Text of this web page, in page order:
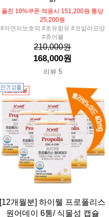
플친 10%쿠폰 적용시 151,200원 통당
25,200원
#자연의보호막 #초유함유 #코알라모양
#츄어블
210,000원
168,000원
리뷰 5
[12개월분] 하이웰 프로폴리스
원어데이 6통/ 식물성 캡슐